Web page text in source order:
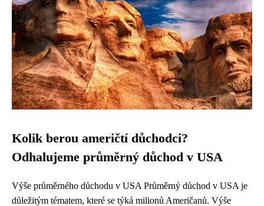
Kolik berou američtí důchodci?
Odhalujeme průměrný důchod v USA
Výše průměrného důchodu v USA Průměrný důchod v USA je
důležitým tématem, které se týká milionů Američanů. Výše